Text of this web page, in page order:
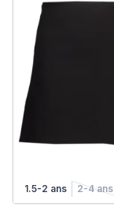
1.5-2 ans 2-4 ans